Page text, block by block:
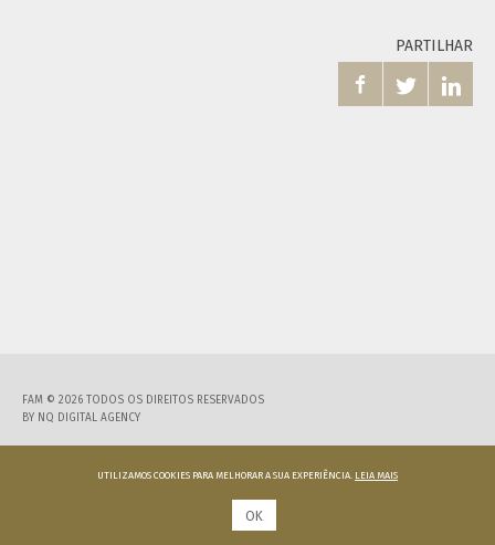
PARTILHAR
  
FAM © 2026 TODOS OS DIREITOS RESERVADOS
BY NQ DIGITAL AGENCY
UTILIZAMOS COOKIES PARA MELHORAR A SUA EXPERIÊNCIA. LEIA MAIS
OK